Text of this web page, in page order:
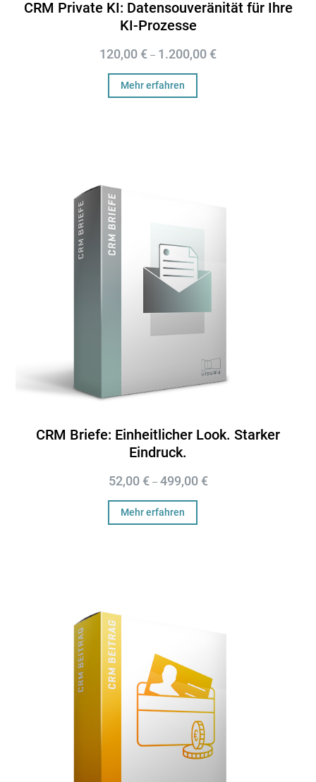
CRM Private KI: Datensouveränität für Ihre
KI-Prozesse
120,00 € – 1.200,00 €
Mehr erfahren
CRM Briefe: Einheitlicher Look. Starker
Eindruck.
52,00 €– 499,00 €
Mehr erfahren